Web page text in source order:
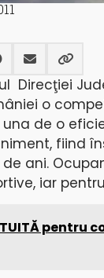
Direcţiei
o
de o
fiind
ani.
iar
pentru